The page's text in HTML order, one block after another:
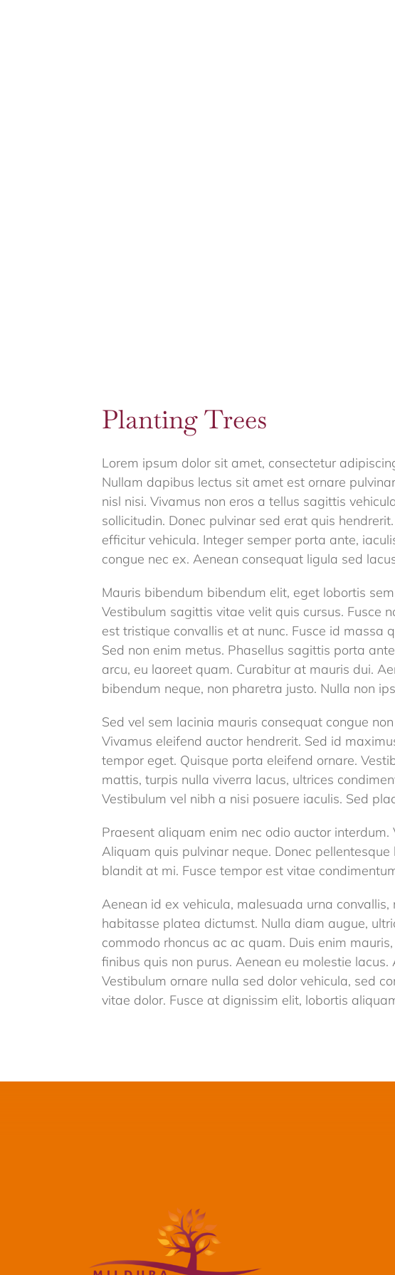
Planting Trees
Lorem ipsum dolor sit amet, consectetur
Nullam dapibus lectus sit amet est ornare
nisl nisi. Vivamus non eros a tellus sagittis
sollicitudin. Donec pulvinar sed erat quis
efficitur vehicula. Integer semper porta ante,
congue nec ex. Aenean consequat ligula sed
Mauris bibendum bibendum elit, eget lobortis
Vestibulum sagittis vitae velit quis cursus. Fusce
est tristique convallis et at nunc. Fusce id massa
Sed non enim metus. Phasellus sagittis porta
arcu, eu laoreet quam. Curabitur at mauris dui.
bibendum neque, non pharetra justo. Nulla non
Sed vel sem lacinia mauris consequat congue
Vivamus eleifend auctor hendrerit. Sed id
tempor eget. Quisque porta eleifend ornare.
mattis, turpis nulla viverra lacus, ultrices
Vestibulum vel nibh a nisi posuere iaculis. Sed
Praesent aliquam enim nec odio auctor
Aliquam quis pulvinar neque. Donec
blandit at mi. Fusce tempor est vitae
Aenean id ex vehicula, malesuada urna
habitasse platea dictumst. Nulla diam augue,
commodo rhoncus ac ac quam. Duis enim
finibus quis non purus. Aenean eu molestie
Vestibulum ornare nulla sed dolor vehicula, sed
vitae dolor. Fusce at dignissim elit, lobortis